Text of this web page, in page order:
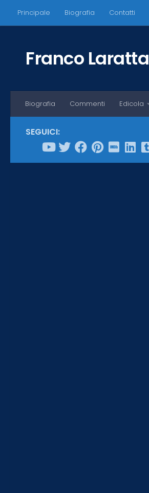
Salta al contenuto
Principale Biografia Contatti
Franco Laratta
Biografia Commenti Edicola
SEGUICI: